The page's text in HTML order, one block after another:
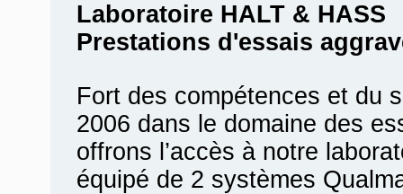
Laboratoire HALT & HASS
Prestations d'essais
Fort des compétences et du
2006 dans le domaine des
offrons l’accès à notre
équipé de 2 systèmes